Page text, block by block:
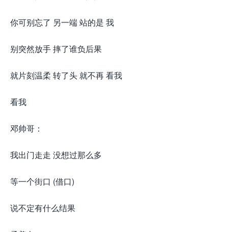
你可别忘了 另一端 站的是 我
别突然放手 摔了谁负后果
就片刻温柔 转了头 就不再 看我
看我
邓帅哥：
我出门走走 没想过那么多
等一个街口 (借口)
说不定有什么结果